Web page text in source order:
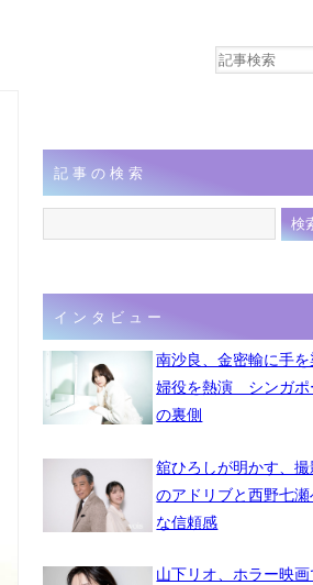
音楽
連載
フォト
記事の検索
インタビュー
南沙良、金密輸に手
婦役を熱演 シンガポ
の裏側
舘ひろしが明かす、
のアドリブと西野七
な信頼感
山下リオ、ホラー映